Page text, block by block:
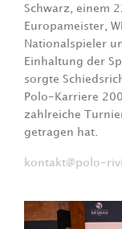
Schwarz, einem
Europameister,
Nationalspieler
Einhaltung der
sorgte
Polo-Karriere
zahlreiche
getragen hat.
kontakt@polo-